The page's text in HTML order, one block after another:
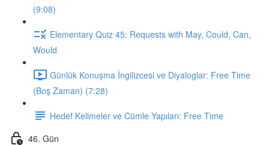
(9:08)
Elementary Quiz 45: Requests with May, Could, Can,
Would
Günlük Konuşma İngilizcesi ve Diyaloglar: Free Time
(Boş Zaman) (7:28)
Hedef Kelimeler ve Cümle Yapıları: Free Time
46. Gün